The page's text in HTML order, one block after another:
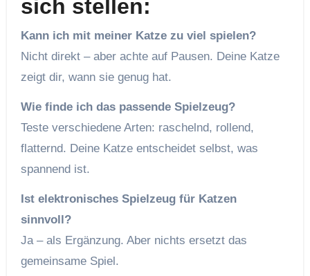
sich stellen:
Kann ich mit meiner Katze zu viel spielen?
Nicht direkt – aber achte auf Pausen. Deine Katze
zeigt dir, wann sie genug hat.
Wie finde ich das passende Spielzeug?
Teste verschiedene Arten: raschelnd, rollend,
flatternd. Deine Katze entscheidet selbst, was
spannend ist.
Ist elektronisches Spielzeug für Katzen
sinnvoll?
Ja – als Ergänzung. Aber nichts ersetzt das
gemeinsame Spiel.